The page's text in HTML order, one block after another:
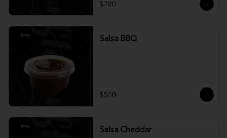
$700
Salsa BBQ
$500
Salsa Cheddar